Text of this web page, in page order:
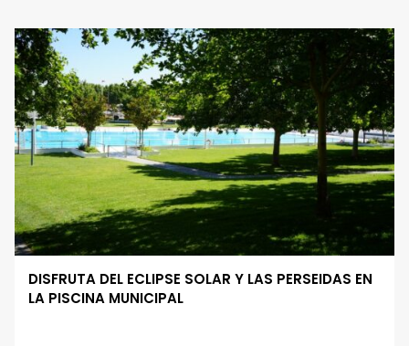
DISFRUTA DEL ECLIPSE SOLAR Y LAS PERSEIDAS EN
LA PISCINA MUNICIPAL